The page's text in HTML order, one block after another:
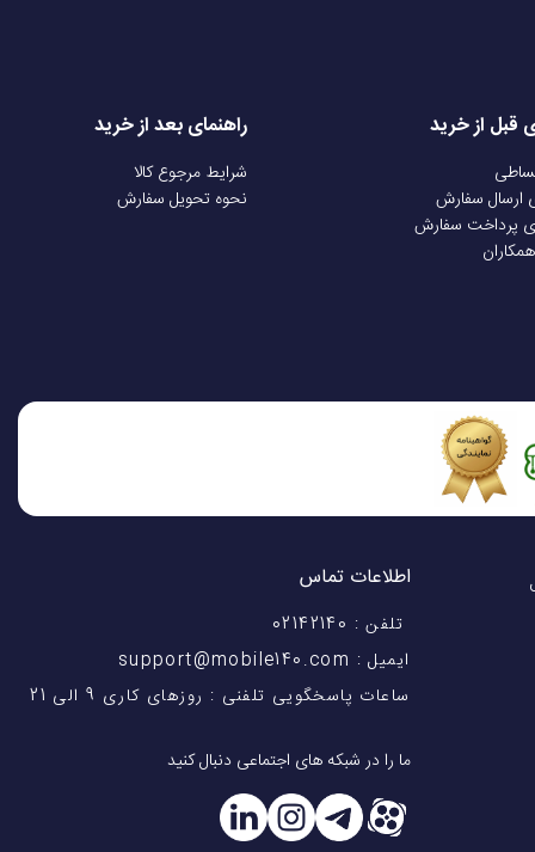
قبل از خرید
ارسال سفارش
پرداخت سفارش
راهنمای بعد از خرید
شرایط مرجوع کالا
نحوه تحویل سفارش
شماست! با 28 سال
اطلاعات تماس
تلفن : 02142140
ایمیل : support@mobile140.com
ساعات پاسخگویی تلفنی : روزهای کاری 9 الی 21
ما را در شبکه های اجتماعی دنبال کنید